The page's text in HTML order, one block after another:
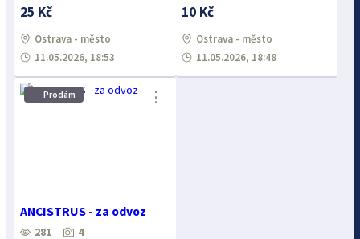
25 Kč
Ostrava - město
11.05.2026, 18:53
10 Kč
Ostrava - město
11.05.2026, 18:48
Prodám
ANCISTRUS - za odvoz
⋮
281 4